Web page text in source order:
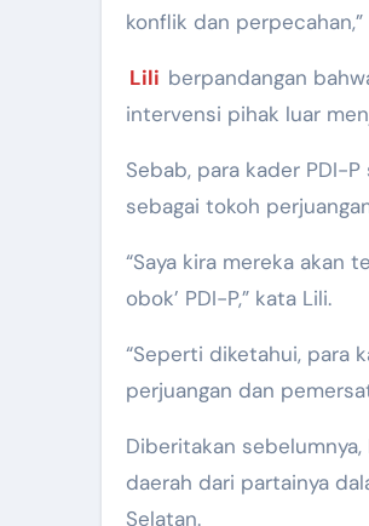
konflik dan perpecahan,”
Lili berpandangan
intervensi pihak luar
Sebab, para kader PDI-
sebagai tokoh
“Saya kira mereka akan
obok’ PDI-P,” kata Lili.
“Seperti diketahui, para
perjuangan dan
Diberitakan sebelumnya,
daerah dari partainya
Selatan.